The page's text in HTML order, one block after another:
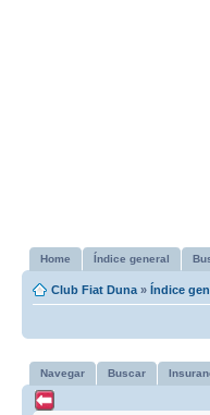
Home Índice general
Club Fiat Duna » Índice
Navegar Buscar